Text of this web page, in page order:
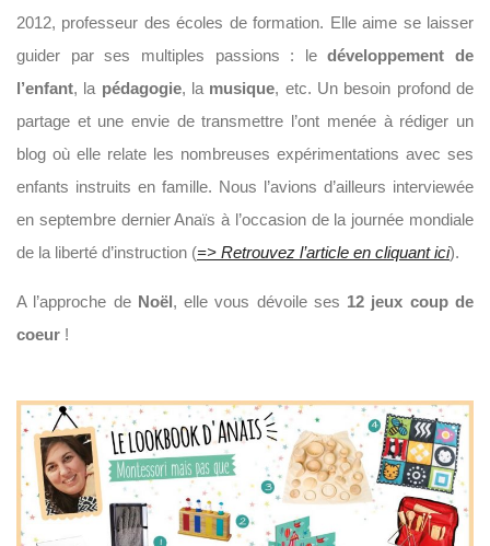
2012, professeur des écoles de formation. Elle aime se laisser
guider par ses multiples passions : ledéveloppement de
l’enfant, la pédagogie, la musique, etc. Un besoin profond de
partage et une envie de transmettre l’ont menée à rédiger un
blog où elle relate les nombreuses expérimentations avec ses
enfants instruits en famille. Nous l’avions d’ailleurs interviewée
en septembre dernier Anaïs à l’occasion de la journée mondiale
de la liberté d’instruction (=> Retrouvez l’article en cliquant ici).
A l’approche de Noël, elle vous dévoile ses 12 jeux coup de
coeur !